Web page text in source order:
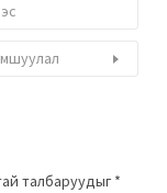
талбаруудыг *